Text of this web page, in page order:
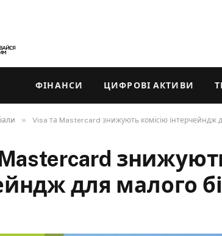
ФІНАНСИ ЦИФРОВІ АКТИВИ
» Visa та Mastercard знижують комісію інтерчейндж
для малого